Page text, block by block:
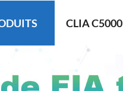
CLIA C5000